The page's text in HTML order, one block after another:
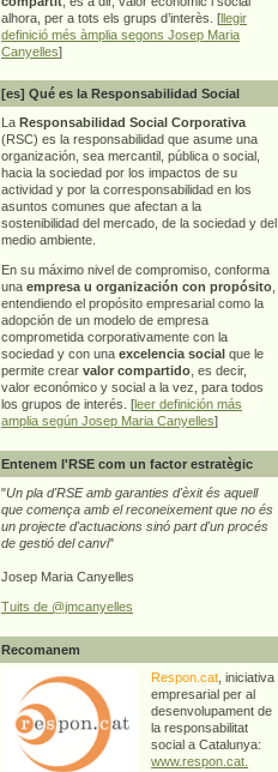
alhora, per a tots els grups d’interès. [llegir
definició més àmplia segons Josep Maria
Canyelles]
[es] Qué es la Responsabilidad Social
La Responsabilidad Social Corporativa
(RSC) es la responsabilidad que asume una
organización, sea mercantil, pública o social,
hacia la sociedad por los impactos de su
actividad y por la corresponsabilidad en los
asuntos comunes que afectan a la
sostenibilidad del mercado, de la sociedad y del
medio ambiente.
En su máximo nivel de compromiso, conforma
una empresa u organización con propósito
entendiendo el propósito empresarial como la
adopción de un modelo de empresa
comprometida corporativamente con la
sociedad y con una excelencia social que le
permite crear valor compartido , es decir,
valor económico y social a la vez, para todos
los grupos de interés. [leer definición más
amplia según Josep Maria Canyelles]
Entenem l'RSE com un factor estratègic
"Un pla d'RSE amb garanties d'èxit és aquell
que comença amb el reconeixement que no és
un projecte d'actuacions sinó part d'un procés
de gestió del canvi"
Josep Maria Canyelles
Tuits de @jmcanyelles
Recomanem
Respon.cat , iniciativa
empresarial per al
desenvolupament de
la responsabilitat
social a Catalunya:
www.respon.cat.